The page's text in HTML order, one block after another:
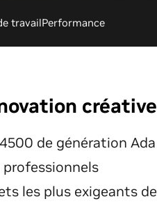
travailPerformance
créative
de génération Ada
les plus exigeants de